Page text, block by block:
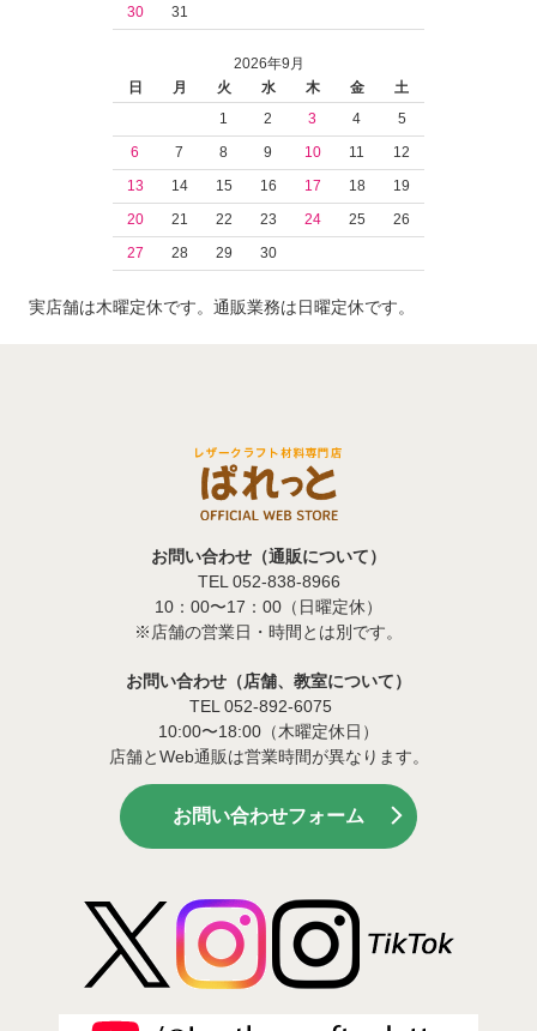
30
31
2026年9月
日
月 火 水 木 金
土
1
2 3 4
5
6
7 8 9 10 11
12
13
14 15 16 17 18
19
20
21 22 23 24 25
26
27
28 29 30
実店舗は木曜定休です。通販業務は日曜定休です。
お問い合わせ（通販について）
TEL 052-838-8966
10：00〜17：00（日曜定休）
※店舗の営業日・時間とは別です。
お問い合わせ（店舗、教室について）
TEL 052-892-6075
10:00〜18:00（木曜定休日）
店舗とWeb通販は営業時間が異なります。
お問い合わせフォーム